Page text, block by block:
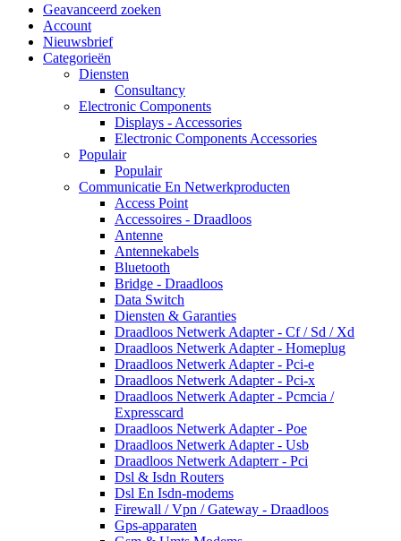
Geavanceerd zoeken
Account
Nieuwsbrief
Categorieën
Diensten
Consultancy
Electronic Components
Displays - Accessories
Electronic Components Accessories
Populair
Populair
Communicatie En Netwerkproducten
Access Point
Accessoires - Draadloos
Antenne
Antennekabels
Bluetooth
Bridge - Draadloos
Data Switch
Diensten & Garanties
Draadloos Netwerk Adapter - Cf / Sd / Xd
Draadloos Netwerk Adapter - Homeplug
Draadloos Netwerk Adapter - Pci-e
Draadloos Netwerk Adapter - Pci-x
Draadloos Netwerk Adapter - Pcmcia /
Expresscard
Draadloos Netwerk Adapter - Poe
Draadloos Netwerk Adapter - Usb
Draadloos Netwerk Adapterr - Pci
Dsl & Isdn Routers
Dsl En Isdn-modems
Firewall / Vpn / Gateway - Draadloos
Gps-apparaten